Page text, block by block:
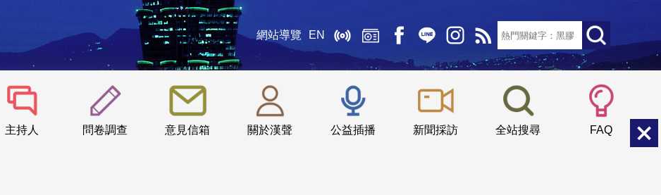
網站導覽 EN
主持人 問卷調查 意見信箱 關於漢聲 公益插播 新聞採訪 全站搜尋 FAQ
::: 小 中